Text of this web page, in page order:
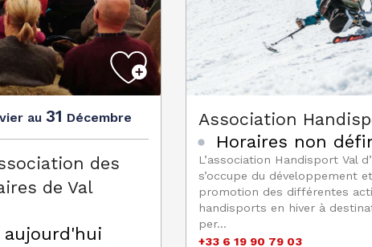
au 31 Décembre
des
de Val
aujourd'hui
Association
Horaires non
L’association Handisport Val
s’occupe du développement
promotion des différentes
handisports en hiver à
per...
+33 6 19 90 79 03